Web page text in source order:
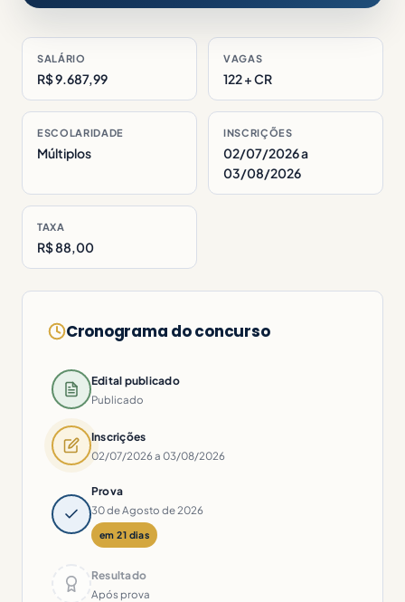
SALÁRIO
R$ 9.687,99
VAGAS
122 + CR
ESCOLARIDADE
Múltiplos
INSCRIÇÕES
02/07/2026 a
03/08/2026
TAXA
R$ 88,00
Cronograma do concurso
Edital publicado
Publicado
Inscrições
02/07/2026 a 03/08/2026
Prova
30 de Agosto de 2026
em 21 dias
Resultado
Após prova